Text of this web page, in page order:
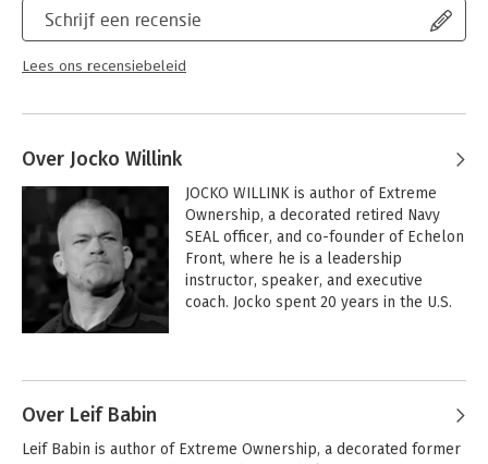
Schrijf een recensie
Lees ons recensiebeleid
Over Jocko Willink
JOCKO WILLINK is author of Extreme
Ownership, a decorated retired Navy
SEAL officer, and co-founder of Echelon
Front, where he is a leadership
instructor, speaker, and executive
coach. Jocko spent 20 years in the U.S.
operations that helped the "Ready First"
Over Leif Babin
Leif Babin is author of Extreme Ownership, a decorated former